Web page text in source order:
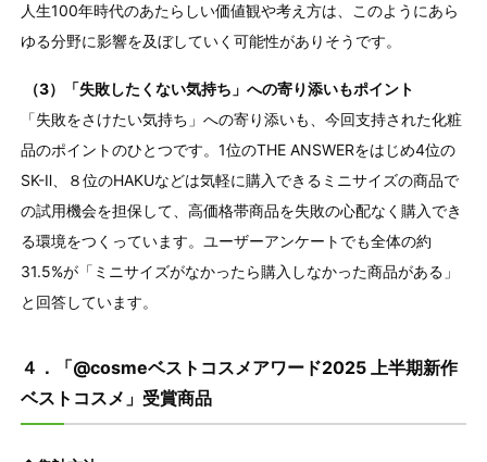
人生100年時代のあたらしい価値観や考え方は、このようにあら
ゆる分野に影響を及ぼしていく可能性がありそうです。
（3）「失敗したくない気持ち」への寄り添いもポイント
「失敗をさけたい気持ち」への寄り添いも、今回支持された化粧
品のポイントのひとつです。1位のTHE ANSWERをはじめ4位の
SK-Ⅱ、８位のHAKUなどは気軽に購入できるミニサイズの商品で
の試用機会を担保して、高価格帯商品を失敗の心配なく購入でき
る環境をつくっています。ユーザーアンケートでも全体の約
31.5%が「ミニサイズがなかったら購入しなかった商品がある」
と回答しています。
４．「@cosmeベストコスメアワード2025 上半期新作
ベストコスメ」受賞商品